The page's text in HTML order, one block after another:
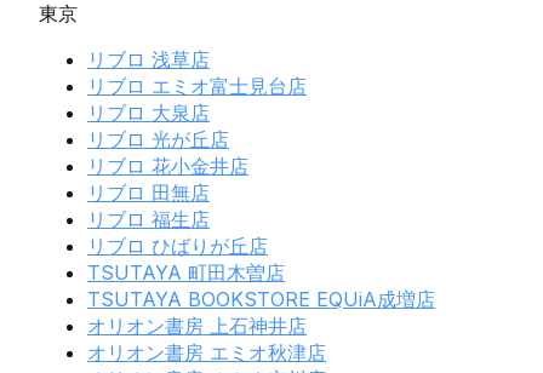
東京
リブロ 浅草店
リブロ エミオ富士見台店
リブロ 大泉店
リブロ 光が丘店
リブロ 花小金井店
リブロ 田無店
リブロ 福生店
リブロ ひばりが丘店
TSUTAYA 町田木曽店
TSUTAYA BOOKSTORE EQUiA成増店
オリオン書房 上石神井店
オリオン書房 エミオ秋津店